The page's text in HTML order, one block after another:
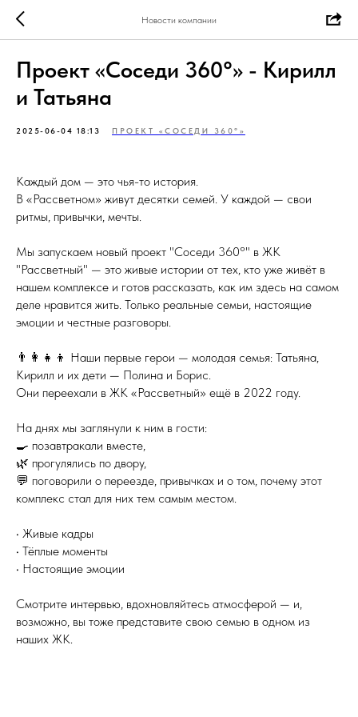
Новости компании
Проект «Соседи 360°» - Кирилл
и Татьяна
2025-06-04 18:13 ПРОЕКТ «СОСЕДИ 360°»
Каждый дом — это чья-то история.
В «Рассветном» живут десятки семей. У каждой — свои
ритмы, привычки, мечты.
Мы запускаем новый проект "Соседи 360°" в ЖК
"Рассветный" — это живые истории от тех, кто уже живёт в
нашем комплексе и готов рассказать, как им здесь на самом
деле нравится жить. Только реальные семьи, настоящие
эмоции и честные разговоры.
👨‍👩‍👧‍👦 Наши первые герои — молодая семья: Татьяна,
Кирилл и их дети — Полина и Борис.
Они переехали в ЖК «Рассветный» ещё в 2022 году.
На днях мы заглянули к ним в гости:
🍳 позавтракали вместе,
🌿 прогулялись по двору,
💬 поговорили о переезде, привычках и о том, почему этот
комплекс стал для них тем самым местом.
• Живые кадры
• Тёплые моменты
• Настоящие эмоции
Смотрите интервью, вдохновляйтесь атмосферой — и,
возможно, вы тоже представите свою семью в одном из
наших ЖК.